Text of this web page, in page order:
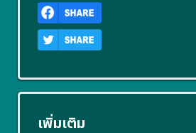
เพิ่มเติม